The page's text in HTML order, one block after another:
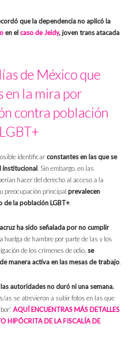
que la dependencia no aplicó la
en elcaso de Jeidy, joven trans atacada
de México que
en la mira por
contra población
LGBT+
identificarconstantes en las que se
institucional. Sin embargo, en las
hacer del derecho al acceso a la
preocupación principal prevalecen
de la población LGBT+.
ha sido señalada por no cumplir
huelga de hambre por parte de las y los
de los crímenes de odio, se
manera activa en las mesas de trabajo.
autoridades no duró ni una semana.
as se atrevieron a subir fotos en las que
AQUÍ ENCUENTRAS MÁS DETALLES
HIPÓCRITA DE LA FISCALÍA DE